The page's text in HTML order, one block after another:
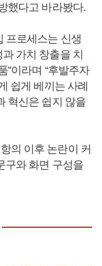
했다고 바라봤다.
프로세스는 신생
가치 창출을 치
”이라며 “후발주자
쉽게 베끼는 사례
혁신은 쉽지 않을
의 이후 논란이 커
구와 화면 구성을